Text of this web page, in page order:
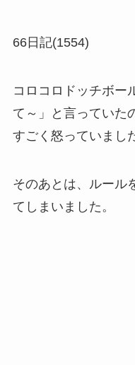
66日記(1554)
コロコロドッチボー
て～」と言っていた
すごく怒っていまし
そのあとは、ルール
てしまいました。